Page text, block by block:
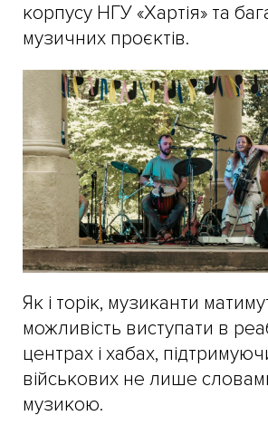
корпусу НГУ «Хартія» та
музичних проєктів.
Як і торік, музиканти
можливість виступати в
центрах і хабах,
військових не лише
музикою.